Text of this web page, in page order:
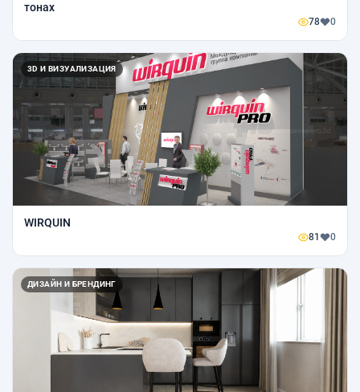
тонах
78 0
3D И ВИЗУАЛИЗАЦИЯ
WIRQUIN
81 0
ДИЗАЙН И БРЕНДИНГ